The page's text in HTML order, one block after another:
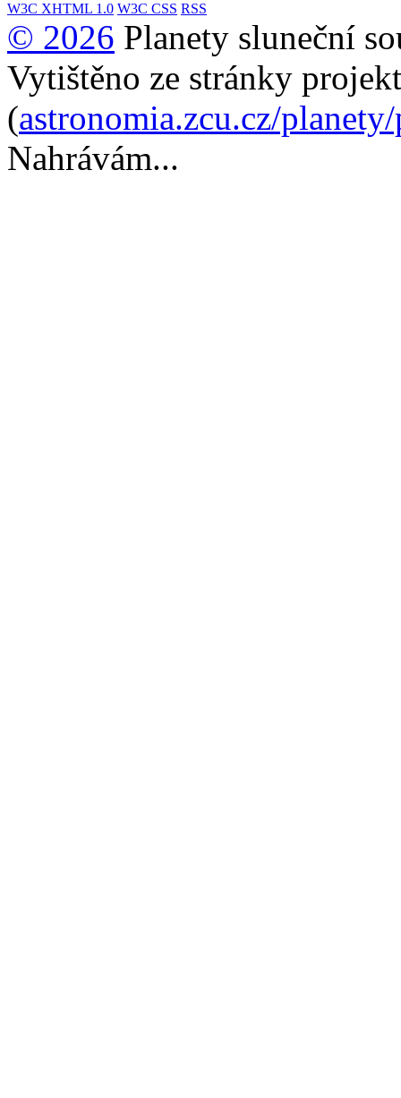
W3C XHTML 1.0 W3C CSS RSS
© 2026 Planety sluneční
Vytištěno ze stránky
(astronomia.zcu.cz/
Nahrávám...